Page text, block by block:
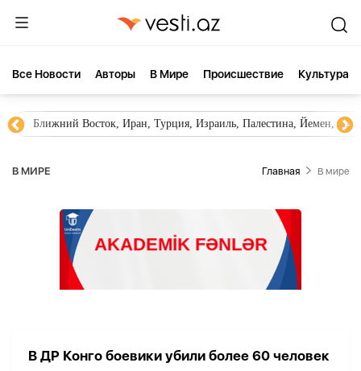
Все Новости Aвторы В Мире Происшествие Культура
Ближний Восток, Иран, Турция, Израиль, Палестина, Йемен,
В МИРЕ Главная В мире
В ДР Конго боевики убили более 60 человек